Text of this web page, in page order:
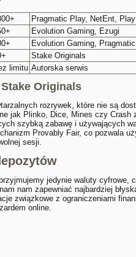
Pragmatic Play, NetEnt,
Evolution Gaming, Ezugi
Evolution Gaming,
Stake Originals
limitu Autorska serwis
Originals
rozrywek, które nie są
jak Plinko, Dice, Mines czy Crash
szybką zabawę i używających
Provably Fair, co pozwala
sesji.
jedynie waluty cyfrowe,
nam zapewniać najbardziej
związkowe z ograniczeniami
online.